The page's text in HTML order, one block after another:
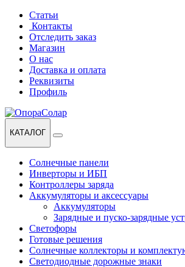
Перейти
навигации
Перейти
содержанию
Статьи
Контакты
Отследить заказ
Магазин
О нас
Доставка и оплата
Реквизиты
Профиль
КАТАЛОГ
Солнечные панели
Инверторы и ИБП
Контроллеры заряда
Аккумуляторы и аксессуары
Аккумуляторы
Зарядные и пуско-зарядные
Светофоры
Готовые решения
Солнечные коллекторы и
Светодиодные дорожные знаки